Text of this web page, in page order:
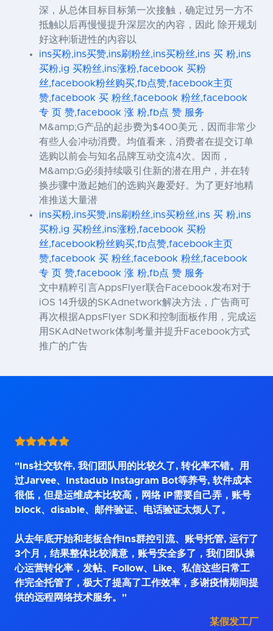
深，从总体目标目标第一次接触，确定过另一方不
抵触以后再慢慢提升深层次的內容，因此 除开规划
好这种渐进性的內容以
ins买粉,ins买赞,ins刷粉丝,ins买粉丝,ins 买 粉,ins
买粉,ig 买粉丝,ins涨粉,facebook 买粉
丝,facebook粉丝购买,fb点赞,facebook主页
赞,facebook 买 粉丝,facebook 粉丝,facebook
专 页 赞,facebook 涨 粉,fb点 赞 服务
M&amp;G产品的起步费为$400美元，因而非常少
有些人会冲动消费。均值看来，消费者在提交订单
选购以前会与知名品牌互动交流4次。因而，
M&amp;G必须持续吸引住新的潜在用户，并在转
换步骤中激起她们的选购兴趣爱好。为了更好地精
准推送大量潜
ins买粉,ins买赞,ins刷粉丝,ins买粉丝,ins 买 粉,ins
买粉,ig 买粉丝,ins涨粉,facebook 买粉
丝,facebook粉丝购买,fb点赞,facebook主页
赞,facebook 买 粉丝,facebook 粉丝,facebook
专 页 赞,facebook 涨 粉,fb点 赞 服务
文中精粹引言AppsFlyer联合Facebook发布对于
iOS 14升级的SKAdnetwork解决方法，广告商可
再次根据AppsFlyer SDK和控制面板作用，完成运
用SKAdNetwork体制考量并提升Facebook方式
推广的广告
"Ins社交软件, 我们团队用的比较久了, 转化率不错。用
过Jarvee、Instadub Instagram Bot等养号, 软件成本
很低，但是运维成本比较高，网络 IP需要自己弄，账号
block、disable、邮件验证、电话验证太烦人了。
从去年底开始和老板合作Ins群控引流、账号托管, 运行了
3个月，结果整体比较满意，账号安全多了，我们团队操
心运营转化率，发帖、Follow、Like、私信这些日常工
作完全托管了，极大了提高了工作效率，多谢疫情期间提
供的远程网络技术服务。"
某假发工厂